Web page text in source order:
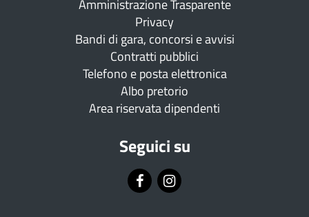
Amministrazione Trasparente
Privacy
Bandi di gara, concorsi e avvisi
Contratti pubblici
Telefono e posta elettronica
Albo pretorio
Area riservata dipendenti
Seguici su